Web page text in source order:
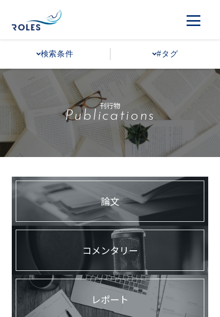
検索条件 #タグ
刊行物
Publications
論文
コメンタリー
レポート